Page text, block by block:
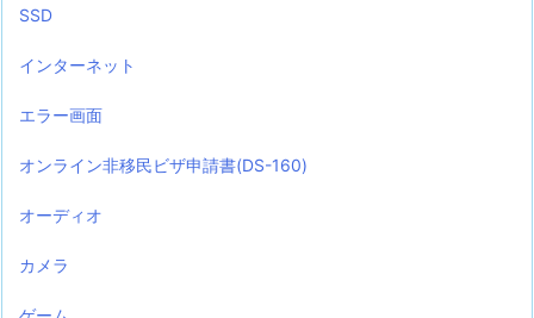
SSD
インターネット
エラー画面
オンライン非移民ビザ申請書(DS-160)
オーディオ
カメラ